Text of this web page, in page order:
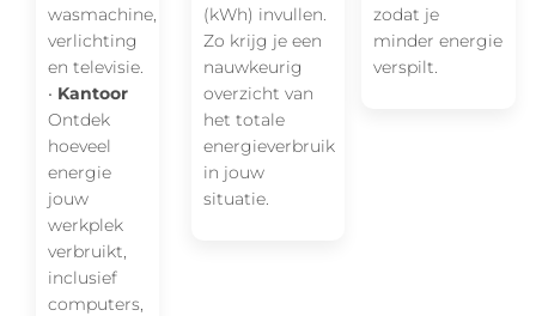
wasmachine,
verlichting
en televisie.
• Kantoor
Ontdek
hoeveel
energie
jouw
werkplek
verbruikt,
inclusief
computers,
(kWh) invullen.
Zo krijg je een
nauwkeurig
overzicht van
het totale
energieverbruik
in jouw
situatie.
zodat je
minder energie
verspilt.